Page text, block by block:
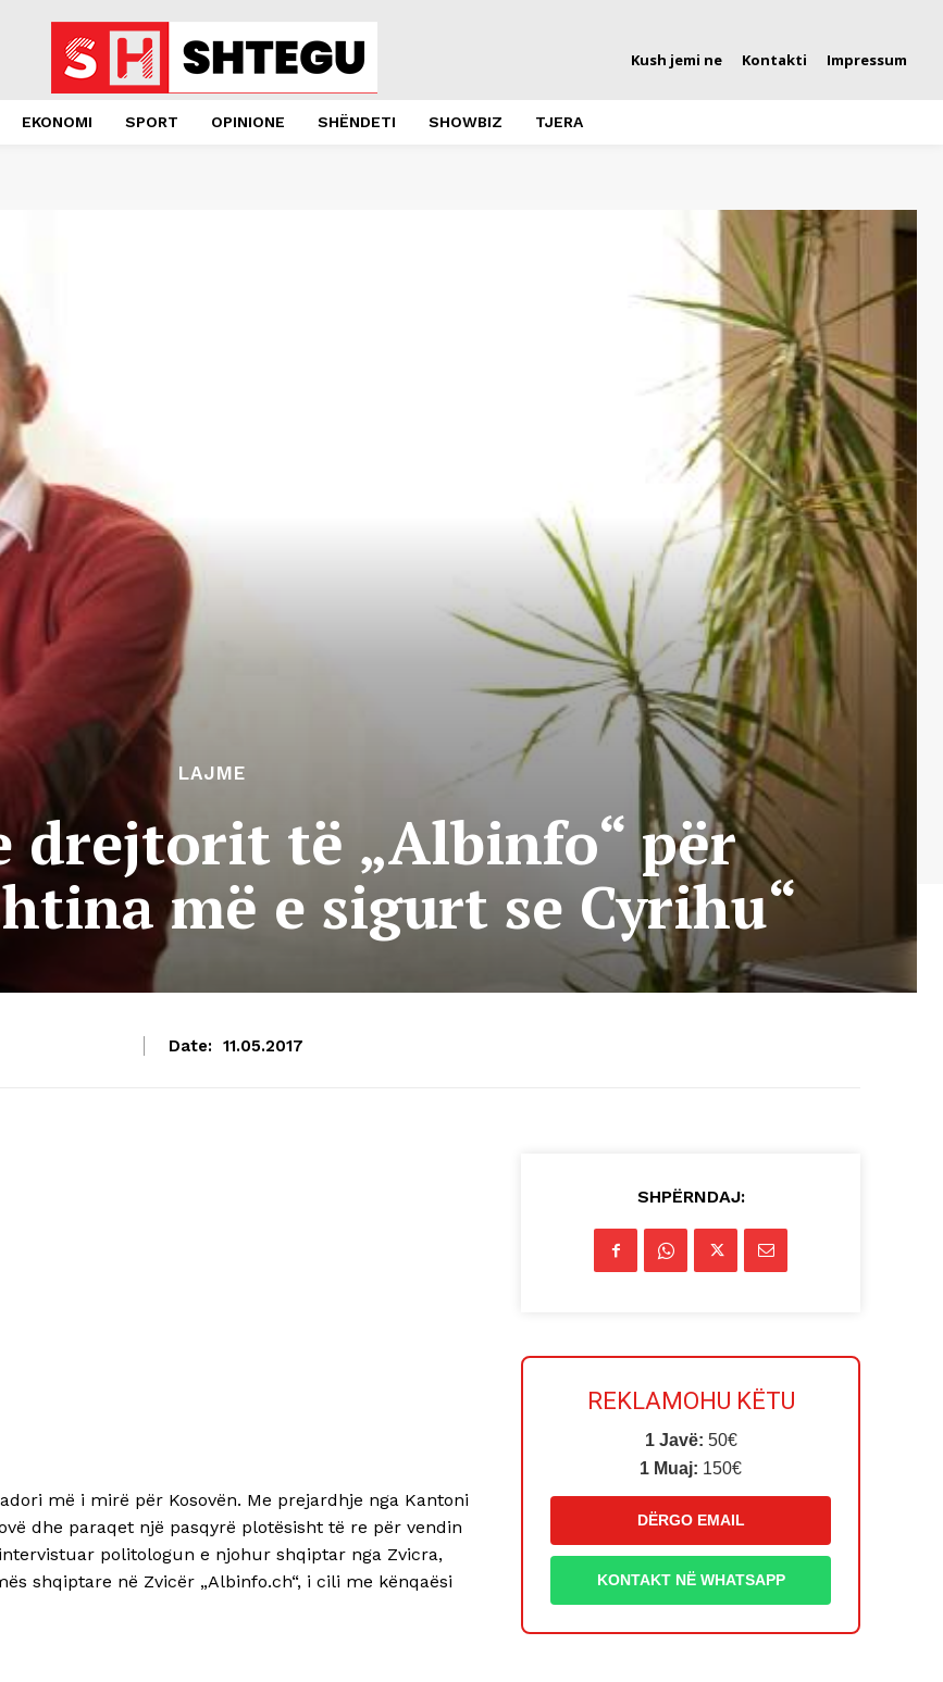
Kush jemi ne Kontakti Impressum
EKONOMI SPORT OPINIONE SHËNDETI SHOWBIZ TJERA
LAJME
drejtorit të „Albinfo“ për
më e sigurt se Cyrihu“
Date: 11.05.2017
më i mirë për Kosovën. Me prejardhje nga Kantoni
dhe paraqet një pasqyrë plotësisht të re për vendin
politologun e njohur shqiptar nga Zvicra,
shqiptare në Zvicër „Albinfo.ch“, i cili me kënqaësi
SHPËRNDAJ:
REKLAMOHU KËTU
1 Javë: 50€
1 Muaj: 150€
DËRGO EMAIL
KONTAKT NË WHATSAPP